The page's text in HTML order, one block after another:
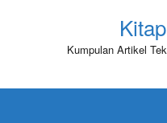
Kumpulan Artikel